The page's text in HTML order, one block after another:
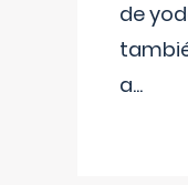
de
a...